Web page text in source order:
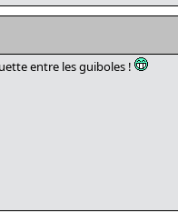
entre les guiboles !